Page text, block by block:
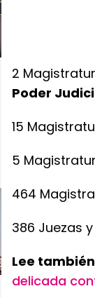
2
Poder
15
5
464
386 Juezas
Lee
delicada